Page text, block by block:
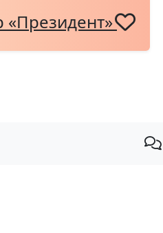
«Президент»